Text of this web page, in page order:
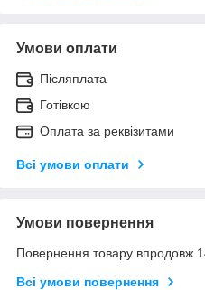
Умови оплати
Післяплата
Готівкою
Оплата за реквізитами
Всі умови оплати
Умови повернення
Повернення товару впродовж
Всі умови повернення